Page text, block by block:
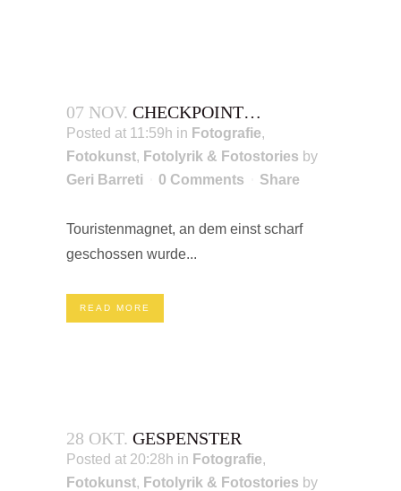
07 NOV. CHECKPOINT…
Posted at 11:59h in Fotografie,
Fotokunst, Fotolyrik & Fotostories by
Geri Barreti
0 Comments Share
Touristenmagnet, an dem einst scharf
geschossen wurde...
READ MORE
28 OKT. GESPENSTER
Posted at 20:28h in Fotografie,
Fotokunst, Fotolyrik & Fotostories by